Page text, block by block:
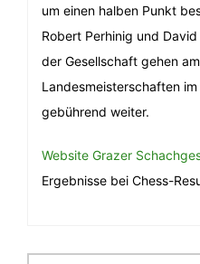
um einen halben Punkt
Robert Perhinig und
der Gesellschaft gehen
Landesmeisterschaften
gebührend weiter.
Website Grazer
Ergebnisse bei Chess-